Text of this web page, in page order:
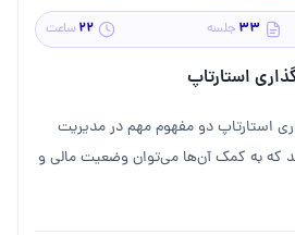
۳۳ جلسه ۲۲ساعت
استارتاپ
استارتاپ دو مفهوم مهم در مدیریت
که به کمک آن‌ها می‌توان وضعیت مالی و